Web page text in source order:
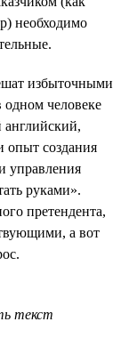
необходимо
избыточными
человеке
опыт создания
руками».
претендента,
а вот
текст